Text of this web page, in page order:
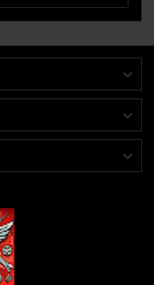


